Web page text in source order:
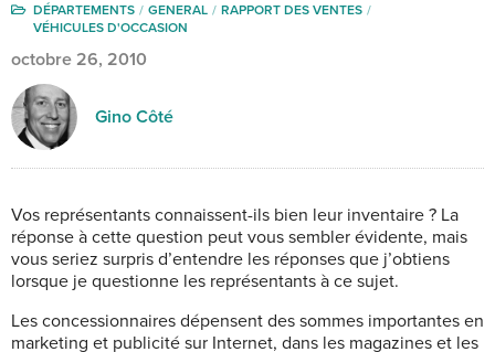
DÉPARTEMENTS GENERAL
RAPPORT DES VENTES
VÉHICULES D'OCCASION
octobre 26, 2010
Gino Côté
Vos représentants connaissent-ils bien leur inventaire ? La
réponse à cette question peut vous sembler évidente, mais
vous seriez surpris d’entendre les réponses que j’obtiens
lorsque je questionne les représentants à ce sujet.
Les concessionnaires dépensent des sommes importantes en
marketing et publicité sur Internet, dans les magazines et les